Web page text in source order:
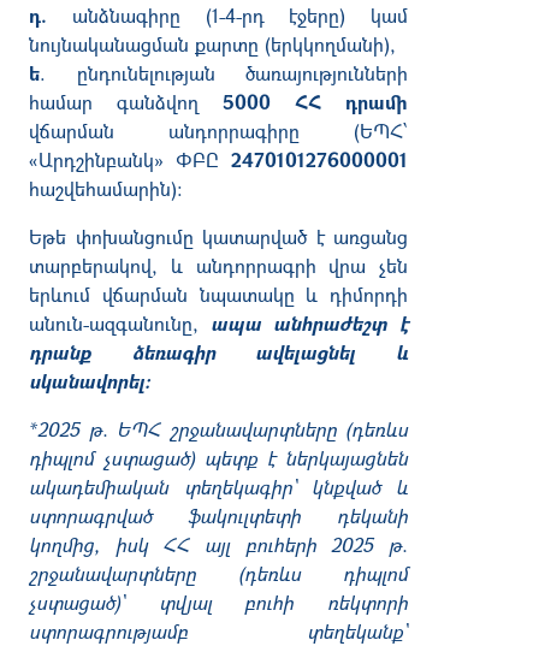
դ. անձնագիրը (1-4-րդ էջերը) կամ
նույնականացման քարտը (երկկողմանի),
ե. ընդունելության ծառայությունների
համար գանձվող 5000 ՀՀ դրամի
վճարման անդորրագիրը (ԵՊՀ՝
«Արդշինբանկ» ՓԲԸ 2470101276000001
հաշվեհամարին)։
Եթե փոխանցումը կատարված է առցանց
տարբերակով, և անդորրագրի վրա չեն
երևում վճարման նպատակը և դիմորդի
անուն-ազգանունը,
ապա անհրաժեշտ է
դրանք ձեռագիր ավելացնել և
սկանավորել։
*2025 թ. ԵՊՀ շրջանավարտները (դեռևս
դիպլոմ չստացած) պետք է ներկայացնեն
ակադեմիական տեղեկագիր՝ կնքված և
ստորագրված ֆակուլտետի դեկանի
կողմից, իսկ ՀՀ այլ բուհերի 2025 թ.
շրջանավարտները (դեռևս դիպլոմ
չստացած)՝ տվյալ բուհի ռեկտորի
ստորագրությամբ տեղեկանք՝